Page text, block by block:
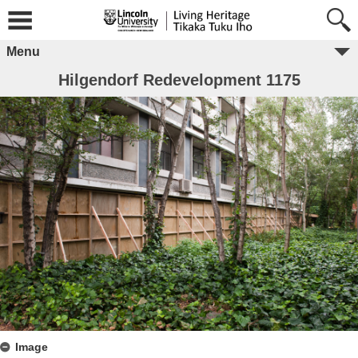
Menu
Hilgendorf Redevelopment 1175
Image